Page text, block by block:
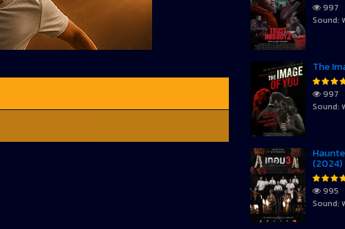
997
Sound:
The
997
Sound:
(2024)
995
Sound: